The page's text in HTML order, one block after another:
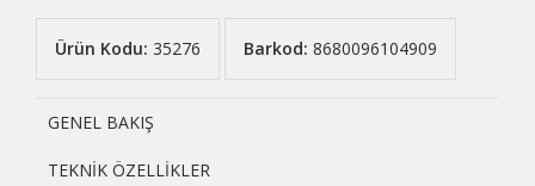
Ürün Kodu: 35276 Barkod: 8680096104909
GENEL BAKIŞ
TEKNİK ÖZELLİKLER